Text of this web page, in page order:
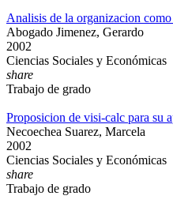
Analisis de la organizacion como
Abogado Jimenez, Gerardo
2002
Ciencias Sociales y Económicas
share
Trabajo de grado
Proposicion de visi-calc para su
Necoechea Suarez, Marcela
2002
Ciencias Sociales y Económicas
share
Trabajo de grado